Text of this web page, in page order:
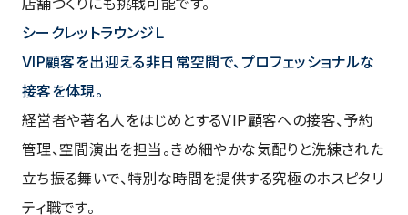
店舗づくりにも挑戦可能です。
シークレットラウンジＬ
VIP顧客を出迎える非日常空間で、プロフェッショナルな
接客を体現。
経営者や著名人をはじめとするVIP顧客への接客、予約
管理、空間演出を担当。きめ細やかな気配りと洗練された
立ち振る舞いで、特別な時間を提供する究極のホスピタリ
ティ職です。